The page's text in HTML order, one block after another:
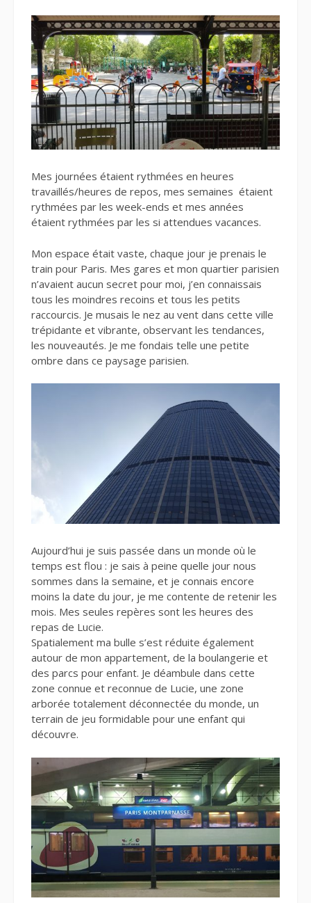
Mes journées étaient rythmées en heures
travaillés/heures de repos, mes semaines étaient
rythmées par les week-ends et mes années
étaient rythmées par les si attendues vacances.
Mon espace était vaste, chaque jour je prenais le
train pour Paris. Mes gares et mon quartier parisien
n’avaient aucun secret pour moi, j’en connaissais
tous les moindres recoins et tous les petits
raccourcis. Je musais le nez au vent dans cette ville
trépidante et vibrante, observant les tendances,
les nouveautés. Je me fondais telle une petite
ombre dans ce paysage parisien.
Aujourd’hui je suis passée dans un monde où le
temps est flou : je sais à peine quelle jour nous
sommes dans la semaine, et je connais encore
moins la date du jour, je me contente de retenir les
mois. Mes seules repères sont les heures des
repas de Lucie.
Spatialement ma bulle s’est réduite également
autour de mon appartement, de la boulangerie et
des parcs pour enfant. Je déambule dans cette
zone connue et reconnue de Lucie, une zone
arborée totalement déconnectée du monde, un
terrain de jeu formidable pour une enfant qui
découvre.